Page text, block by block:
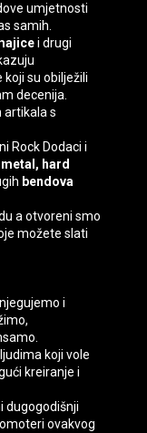
umjetnosti
samih.
i drugi
su obilježili
decenija.
artikala s
Rock Dodaci i
metal, hard
bendova
a otvoreni smo
možete slati
i
koji vole
kreiranje i
dugogodišnji
ovakvog